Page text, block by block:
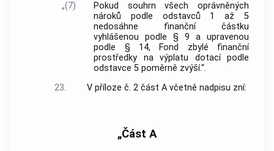
„(7)
Pokud souhrn všech oprávněných
nároků podle odstavců 1 až 5
nedosáhne finanční částku
vyhlášenou podle § 9 a upravenou
podle § 14, Fond zbylé finanční
prostředky na výplatu dotací podle
odstavce 5 poměrně zvýší.“.
23.
V příloze č. 2 část A včetně nadpisu zní:
„Část A